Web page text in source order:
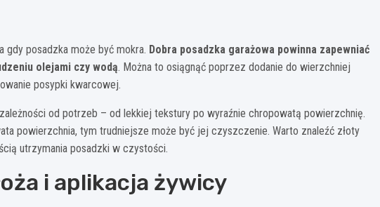
posadzka może być mokra. Dobra posadzka garażowa powinna zapewniać
olejami czy wodą. Można to osiągnąć poprzez dodanie do wierzchniej
posypki kwarcowej.
od potrzeb – od lekkiej tekstury po wyraźnie chropowatą powierzchnię.
powierzchnia, tym trudniejsze może być jej czyszczenie. Warto znaleźć złoty
utrzymania posadzki w czystości.
i aplikacja żywicy